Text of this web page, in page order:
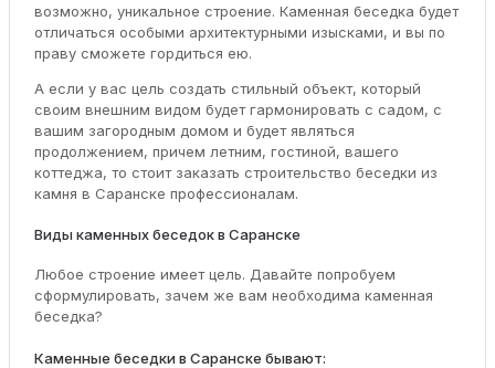
возможно, уникальное строение. Каменная беседка будет
отличаться особыми архитектурными изысками, и вы по
праву сможете гордиться ею.
А если у вас цель создать стильный объект, который
своим внешним видом будет гармонировать с садом, с
вашим загородным домом и будет являться
продолжением, причем летним, гостиной, вашего
коттеджа, то стоит заказать строительство беседки из
камня в Саранске профессионалам.
Виды каменных беседок в Саранске
Любое строение имеет цель. Давайте попробуем
сформулировать, зачем же вам необходима каменная
беседка?
Каменные беседки в Саранске бывают: